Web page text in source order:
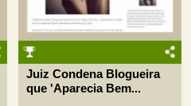
Juiz Condena Blogueira
que 'Aparecia Bem...